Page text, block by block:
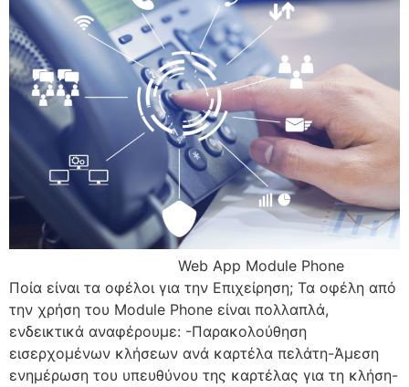
Web App Module Phone
Ποία είναι τα οφέλοι για την Επιχείρηση; Τα οφέλη από
την χρήση του Module Phone είναι πολλαπλά,
ενδεικτικά αναφέρουμε: -Παρακολούθηση
εισερχομένων κλήσεων ανά καρτέλα πελάτη-Άμεση
ενημέρωση του υπευθύνου της καρτέλας για τη κλήση-